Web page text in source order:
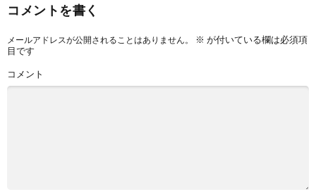
コメントを書く
メールアドレスが公開されることはありません。 ※ が付いている欄は必須項
目です
コメント